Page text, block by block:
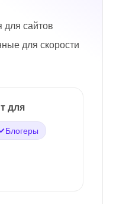
сайтов
для скорости
для
Блогеры